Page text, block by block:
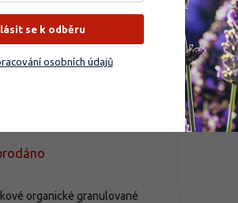
organické granulované
se k odběru
osobních údajů